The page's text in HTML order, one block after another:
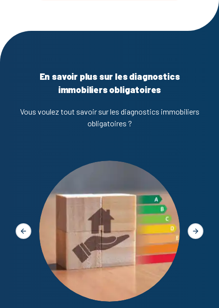
En savoir plus sur les diagnostics
immobiliers obligatoires
Vous voulez tout savoir sur les diagnostics immobiliers
obligatoires ?
Slide précédente Slide